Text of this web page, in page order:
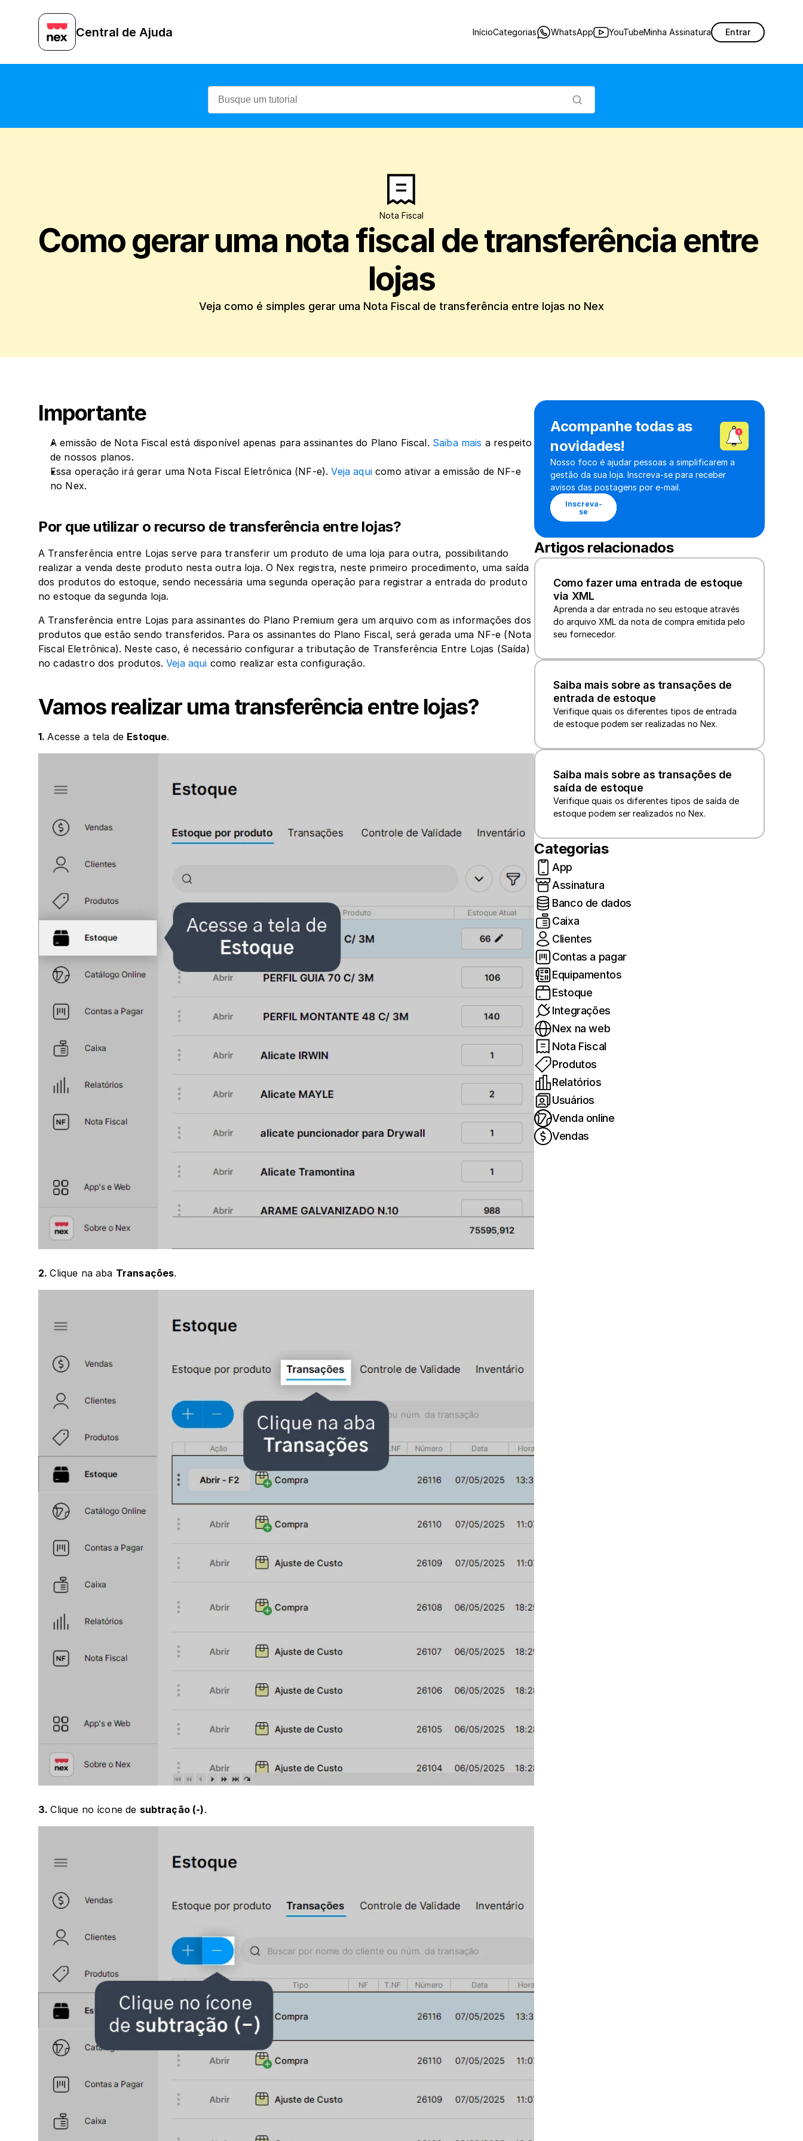
Central de Ajuda InícioCategorias WhatsApp YouTubeMinha Assinatura Entrar
Nota Fiscal
Como gerar uma nota fiscal de transferência entre
lojas
Importante
A emissão de Nota Fiscal está disponível apenas para assinantes do Plano Fiscal. Saiba mais a respeito
de nossos planos.
Essa operação irá gerar uma Nota Fiscal Eletrônica (NF-e). Veja aqui como ativar a emissão de NF-e
no Nex.
Por que utilizar o recurso de transferência entre lojas?
A Transferência entre Lojas serve para transferir um produto de uma loja para outra, possibilitando
realizar a venda deste produto nesta outra loja. O Nex registra, neste primeiro procedimento, uma saída
dos produtos do estoque, sendo necessária uma segunda operação para registrar a entrada do produto
no estoque da segunda loja.
A Transferência entre Lojas para assinantes do Plano Premium gera um arquivo com as informações dos
produtos que estão sendo transferidos. Para os assinantes do Plano Fiscal, será gerada uma NF-e (Nota
Fiscal Eletrônica). Neste caso, é necessário configurar a tributação de Transferência Entre Lojas (Saída)
no cadastro dos produtos. Veja aqui como realizar esta configuração.
Vamos realizar uma transferência entre lojas?
1. Acesse a tela de Estoque.
2. Clique na aba Transações.
3. Clique no ícone de subtração (-).
Acompanhe todas as
novidades!
Nosso foco é ajudar pessoas a simplificarem a
gestão da sua loja. Inscreva-se para receber
avisos das postagens por e-mail.
Inscreva-
se
Artigos relacionados
Como fazer uma entrada de estoque
via XML
Aprenda a dar entrada no seu estoque através
do arquivo XML da nota de compra emitida pelo
seu fornecedor.
Saiba mais sobre as transações de
entrada de estoque
Verifique quais os diferentes tipos de entrada
de estoque podem ser realizadas no Nex.
Saiba mais sobre as transações de
saída de estoque
Verifique quais os diferentes tipos de saída de
estoque podem ser realizados no Nex.
Categorias
App
Assinatura
Banco de dados
Caixa
Clientes
Contas a pagar
Equipamentos
Estoque
Integrações
Nex na web
Nota Fiscal
Produtos
Relatórios
Usuários
Venda online
Vendas